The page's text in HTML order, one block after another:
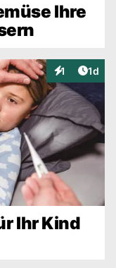
Ihre
1
Interaktionen
1d
Ihr Kind